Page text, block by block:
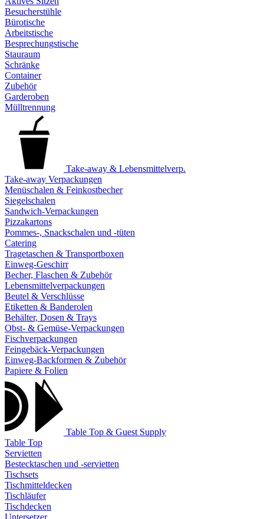
Besucherstühle
Bürotische
Arbeitstische
Besprechungstische
Stauraum
Schränke
Container
Zubehör
Garderoben
Mülltrennung
Take-away & Lebensmittelverp.
Take-away Verpackungen
Menüschalen & Feinkostbecher
Siegelschalen
Sandwich-Verpackungen
Pizzakartons
Pommes-, Snackschalen und -tüten
Catering
Tragetaschen & Transportboxen
Einweg-Geschirr
Becher, Flaschen & Zubehör
Lebensmittelverpackungen
Beutel & Verschlüsse
Etiketten & Banderolen
Behälter, Dosen & Trays
Obst- & Gemüse-Verpackungen
Fischverpackungen
Feingebäck-Verpackungen
Einweg-Backformen & Zubehör
Papiere & Folien
Table Top & Guest Supply
Table Top
Servietten
Bestecktaschen und -servietten
Tischsets
Tischmitteldecken
Tischläufer
Tischdecken